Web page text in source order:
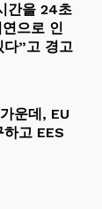
간을 24초
으로 인
다”고 경고
운데, EU
고 EES